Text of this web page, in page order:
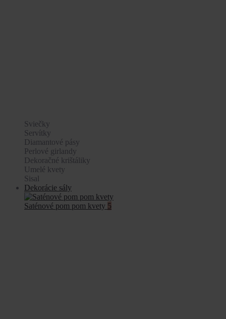
Sviečky
Servítky
Diamantové pásy
Perlové girlandy
Dekoračné krištáliky
Umelé kvety
Sisal
Dekorácie sály
Saténové pom pom kvety 5